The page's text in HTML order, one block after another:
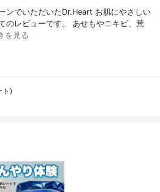
ンでいただいたDr.Heart お肌にやさしい
のレビューです。 あせもやニキビ、荒
を見る
ト)